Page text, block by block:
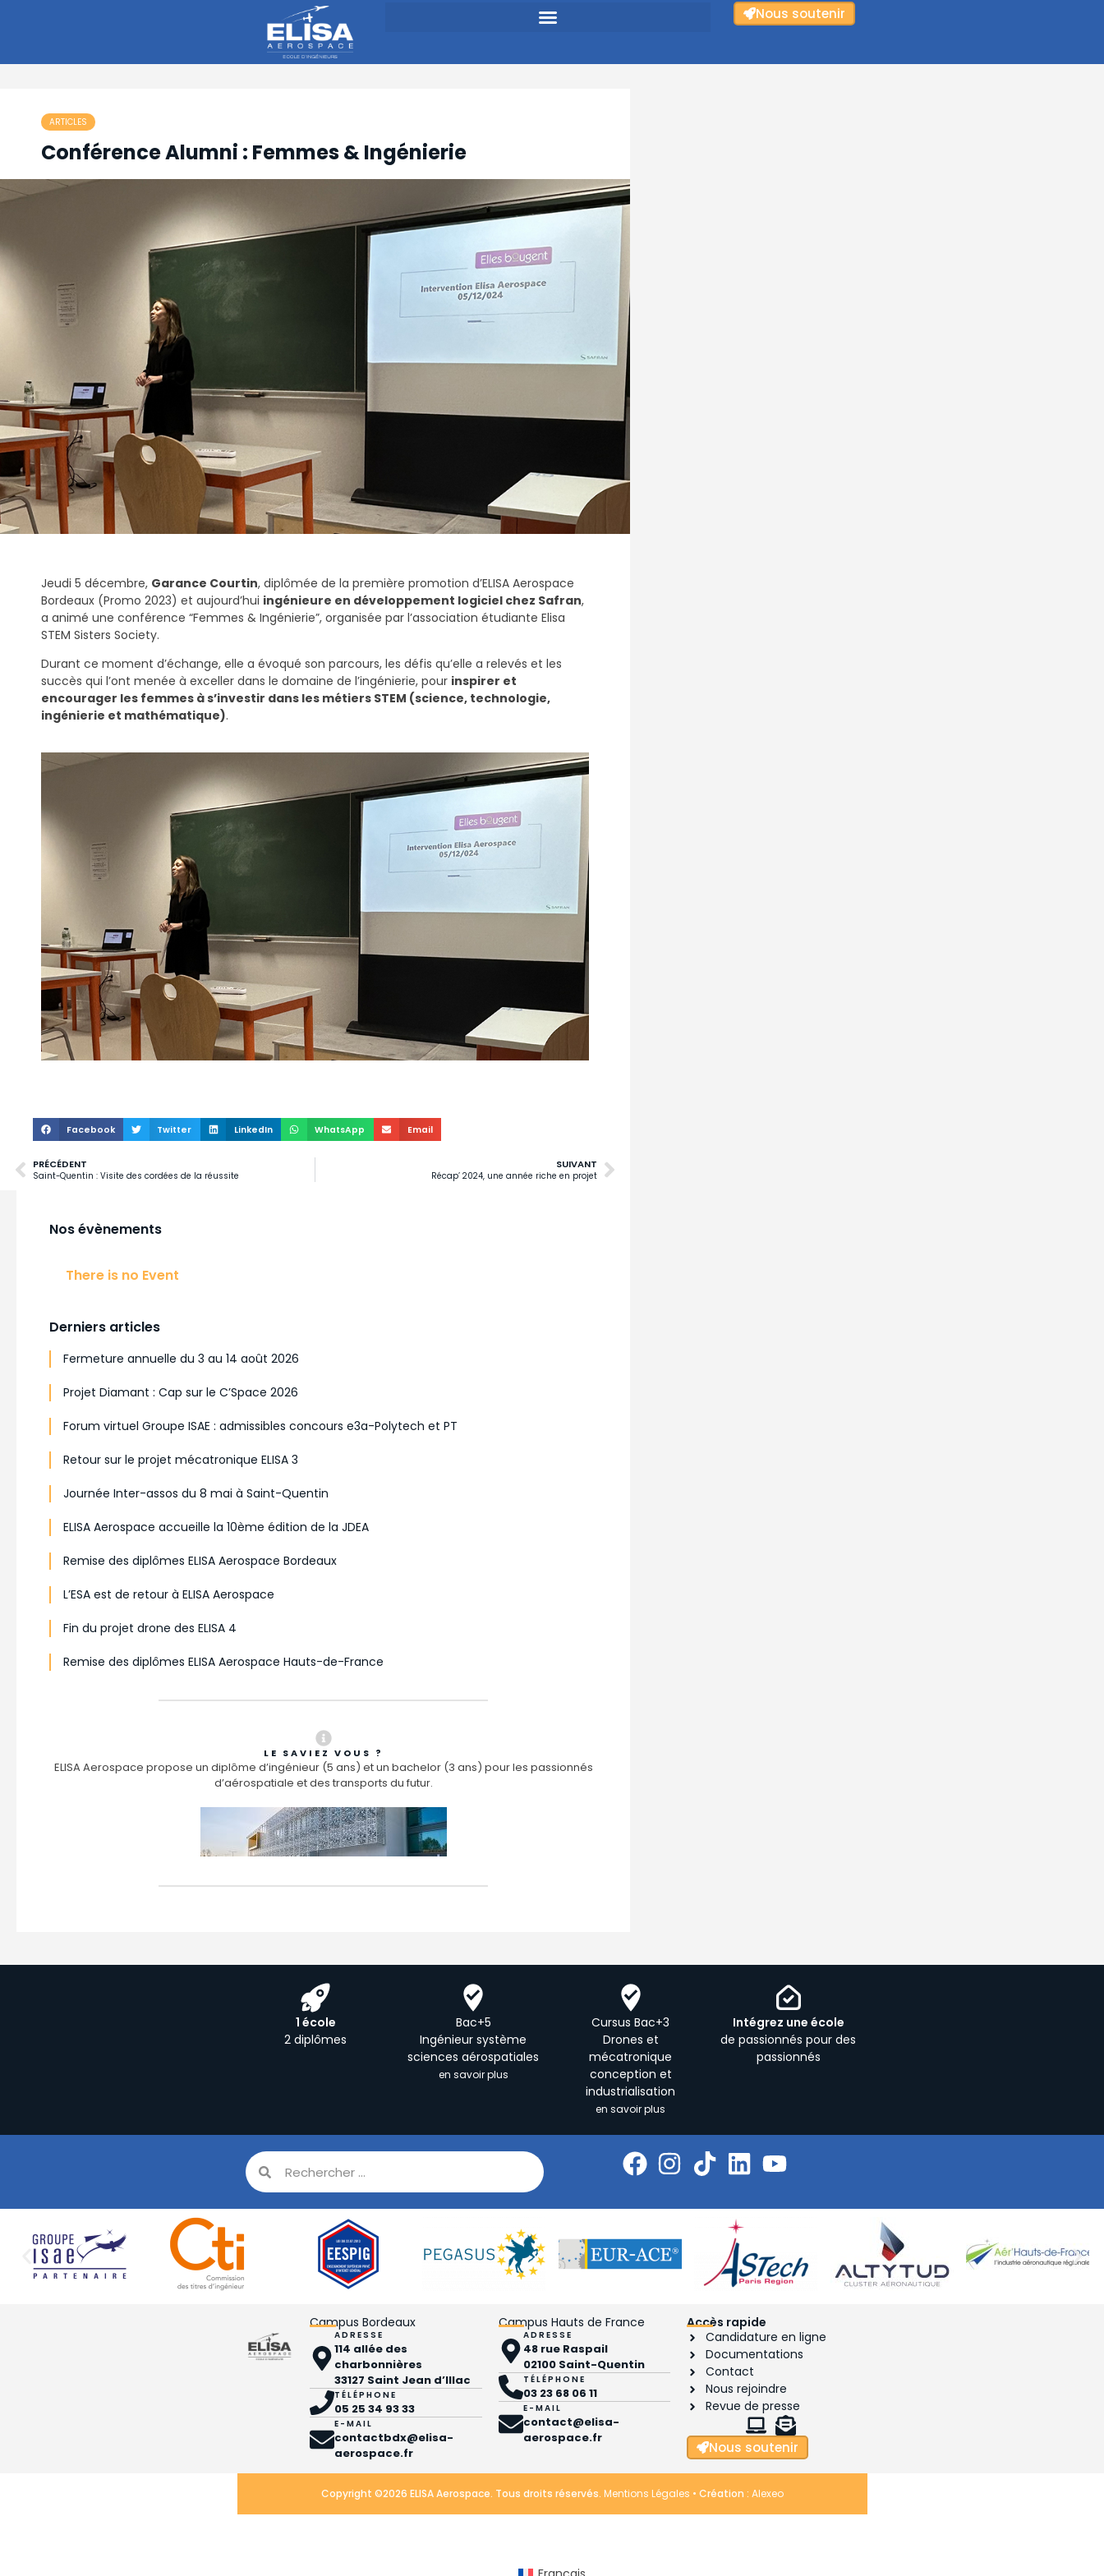
Nous soutenir
ARTICLES
Conférence Alumni : Femmes & Ingénierie
Jeudi 5 décembre, Garance Courtin, diplômée de la première promotion d’ELISA Aerospace
Bordeaux (Promo 2023) et aujourd’hui ingénieure en développement logiciel chez Safran,
a animé une conférence “Femmes & Ingénierie”, organisée par l’association étudiante Elisa
STEM Sisters Society.
Durant ce moment d’échange, elle a évoqué son parcours, les défis qu’elle a relevés et les
succès qui l’ont menée à exceller dans le domaine de l’ingénierie, pour inspirer et
encourager les femmes à s’investir dans les métiers STEM (science, technologie,
ingénierie et mathématique).
Facebook Twitter LinkedIn WhatsApp Email
PRÉCÉDENT
Saint-Quentin : Visite des cordées de la réussite
SUIVANT
Récap’ 2024, une année riche en projet
Nos évènements
There is no Event
Derniers articles
Fermeture annuelle du 3 au 14 août 2026
Projet Diamant : Cap sur le C’Space 2026
Forum virtuel Groupe ISAE : admissibles concours e3a-Polytech et PT
Retour sur le projet mécatronique ELISA 3
Journée Inter-assos du 8 mai à Saint-Quentin
ELISA Aerospace accueille la 10ème édition de la JDEA
Remise des diplômes ELISA Aerospace Bordeaux
L’ESA est de retour à ELISA Aerospace
Fin du projet drone des ELISA 4
Remise des diplômes ELISA Aerospace Hauts-de-France
LE SAVIEZ VOUS ?
ELISA Aerospace propose un diplôme d’ingénieur (5 ans) et un bachelor (3 ans) pour les passionnés
d’aérospatiale et des transports du futur.
1 école
2 diplômes
Bac+5
Ingénieur système
sciences aérospatiales
en savoir plus
Cursus Bac+3
Drones et
mécatronique
conception et
industrialisation
en savoir plus
Intégrez une école
de passionnés pour des
passionnés
Campus Bordeaux
ADRESSE
114 allée des
charbonnières
33127 Saint Jean d’Illac
TÉLÉPHONE
05 25 34 93 33
E-MAIL
contactbdx@elisa-
aerospace.fr
Campus Hauts de France
ADRESSE
48 rue Raspail
02100 Saint-Quentin
TÉLÉPHONE
03 23 68 06 11
E-MAIL
contact@elisa-
aerospace.fr
Accès rapide
Candidature en ligne
Documentations
Contact
Nous rejoindre
Revue de presse
Nous soutenir
Copyright ©2026 ELISA Aerospace. Tous droits réservés. Mentions Légales • Création : Alexeo